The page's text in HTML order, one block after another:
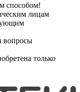
способом!
лицам
вопросы
только